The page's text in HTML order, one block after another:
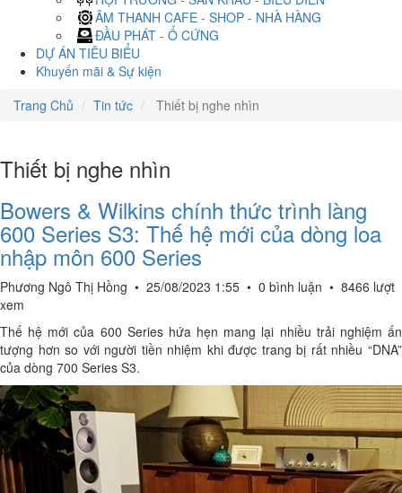
ÂM THANH CAFE - SHOP - NHÀ HÀNG
ĐẦU PHÁT - Ổ CỨNG
DỰ ÁN TIÊU BIỂU
Khuyến mãi & Sự kiện
Trang Chủ
Tin tức Thiết bị nghe nhìn
Thiết bị nghe nhìn
Bowers & Wilkins chính thức trình làng
600 Series S3: Thế hệ mới của dòng loa
nhập môn 600 Series
Phương Ngô Thị Hồng • 25/08/2023 1:55 • 0 bình luận • 8466 lượt
xem
Thế hệ mới của 600 Series hứa hẹn mang lại nhiều trải nghiệm ấn
tượng hơn so với người tiền nhiệm khi được trang bị rất nhiều “DNA”
của dòng 700 Series S3.